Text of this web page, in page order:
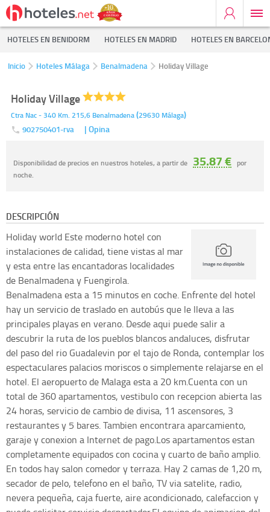
HOTELES EN BENIDORM HOTELES EN MADRID HOTELES EN
Inicio Hoteles Málaga Benalmadena Holiday Village
Holiday Village
Ctra Nac - 340 Km. 215,6 Benalmadena(29630 Málaga)
902750401-rva | Opina
Disponibilidad de precios en nuestros hoteles, a partir de 35.87 € por
noche.
DESCRIPCIÓN
Holiday world Este moderno hotel con
instalaciones de calidad, tiene vistas al mar
y esta entre las encantadoras localidades
de Benalmadena y Fuengirola.
Benalmadena esta a 15 minutos en coche. Enfrente del hotel
hay un servicio de traslado en autobús que le lleva a las
principales playas en verano. Desde aqui puede salir a
descubrir la ruta de los pueblos blancos andaluces, disfrutar
del paso del rio Guadalevin por el tajo de Ronda, contemplar los
espectaculares palacios moriscos o simplemente relajarse en el
hotel. El aeropuerto de Malaga esta a 20 km.Cuenta con un
total de 360 apartamentos, vestibulo con recepcion abierta las
24 horas, servicio de cambio de divisa, 11 ascensores, 3
restaurantes y 5 bares. Tambien encontrara aparcamiento,
garaje y conexion a Internet de pago.Los apartamentos estan
completamente equipados con cocina y cuarto de baño amplio.
En todos hay salon comedor y terraza. Hay 2 camas de 1,20 m,
secador de pelo, telefono en el baño, TV via satelite, radio,
nevera pequeña, caja fuerte, aire acondicionado, calefaccion y